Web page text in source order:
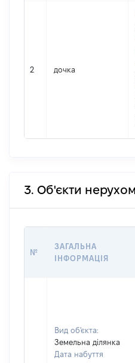
2 дочка
3. Об'єкти
№
ЗАГАЛЬНА
ІНФОРМАЦІЯ
Вид об'єкта:
Земельна ділянка
Дата набуття